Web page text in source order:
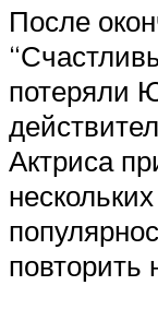
После
потеряли
Актриса
повторить